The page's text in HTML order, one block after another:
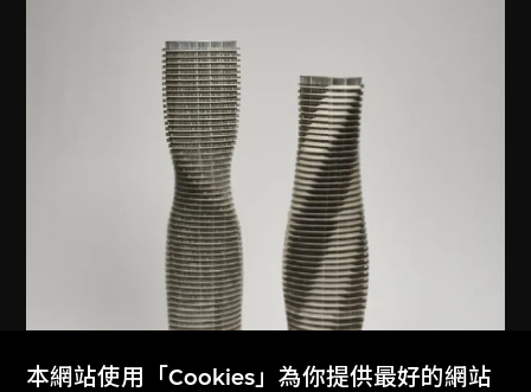
本網站使用「Cookies」為你提供最好的網站